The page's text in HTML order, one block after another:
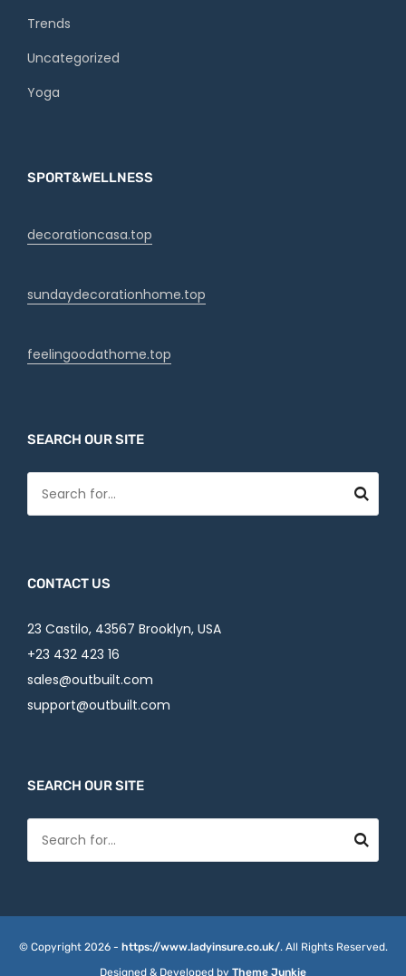
Trends
Uncategorized
Yoga
SPORT&WELLNESS
decorationcasa.top
sundaydecorationhome.top
feelingoodathome.top
SEARCH OUR SITE
CONTACT US
23 Castilo, 43567 Brooklyn, USA
+23 432 423 16
sales@outbuilt.com
support@outbuilt.com
SEARCH OUR SITE
© Copyright 2026 - https://www.ladyinsure.co.uk/. All Rights Reserved.
Designed & Developed by Theme Junkie